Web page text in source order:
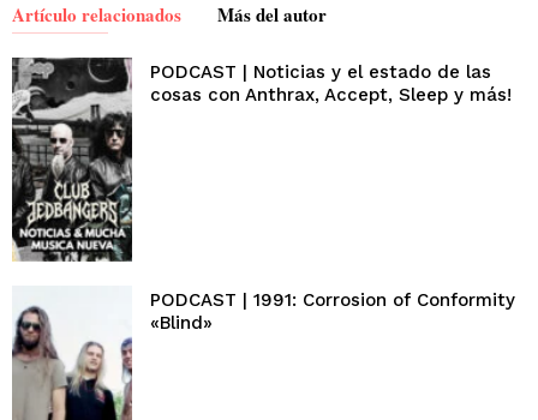
Artículo relacionados Más del autor
PODCAST | Noticias y el estado de las
cosas con Anthrax, Accept, Sleep y más!
PODCAST | 1991: Corrosion of Conformity
«Blind»